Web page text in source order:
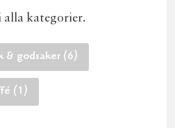
alla kategorier.
& godsaker (6)
(1)